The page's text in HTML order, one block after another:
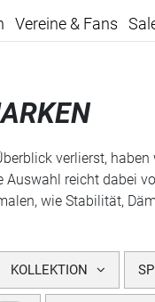
Vereine & Fans
verlierst,
reicht dabei
wie Stabilität,
KOLLEKTION